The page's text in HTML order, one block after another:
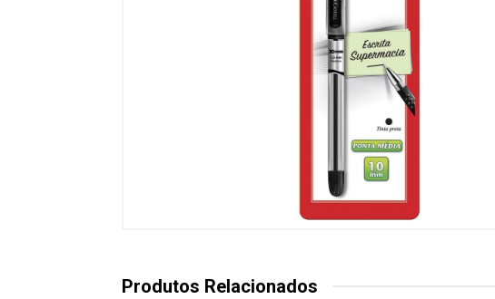
Produtos Relacionados